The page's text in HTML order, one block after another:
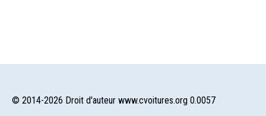
© 2014-2026 Droit d'auteur www.cvoitures.org 0.0057